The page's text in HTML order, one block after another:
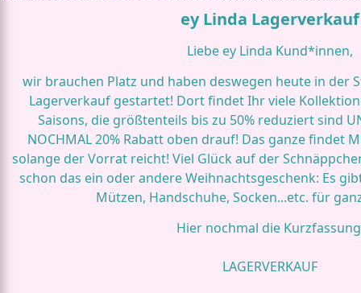
ey Linda Lagerverkauf
Liebe ey Linda Kund*innen,
wir brauchen Platz und haben deswegen heute in der
Lagerverkauf gestartet! Dort findet Ihr viele
Saisons, die größtenteils bis zu 50% reduziert sind
NOCHMAL 20% Rabatt oben drauf! Das ganze findet
solange der Vorrat reicht! Viel Glück auf der
schon das ein oder andere Weihnachtsgeschenk: Es
Mützen, Handschuhe, Socken...etc. für
Hier nochmal die
LAGERVERKAUF